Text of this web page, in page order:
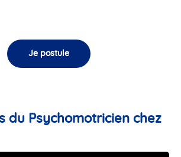
Je postule
du Psychomotricien chez